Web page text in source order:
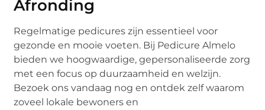
Afronding
Regelmatige pedicures zijn essentieel voor
gezonde en mooie voeten. Bij Pedicure Almelo
bieden we hoogwaardige, gepersonaliseerde zorg
met een focus op duurzaamheid en welzijn.
Bezoek ons vandaag nog en ontdek zelf waarom
zoveel lokale bewoners en